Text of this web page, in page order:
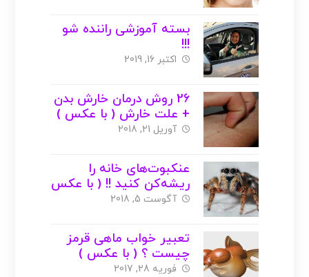
بسته آموزشی راننده شو
!!!
اکتبر 16, 2019
26 روش درمان خارش بدن
+ علت خارش ( با عکس )
آوریل 21, 2018
عنکبوت‌‌های خانه را
ریشه‌کن کنید !! ( با عکس
)
آگوست 5, 2018
تعبیر خواب ماهی قرمز
چیست ؟ ( با عکس )
فوریه 28, 2017